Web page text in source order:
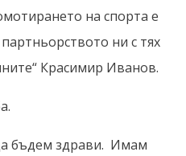
на спорта е
ни с тях
Красимир Иванов.
бъдем здрави. Имам